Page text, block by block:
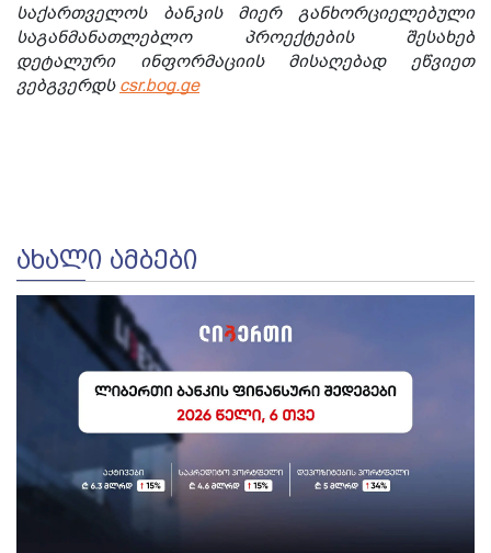
საქართველოს ბანკის მიერ განხორციელებული
საგანმანათლებლო პროექტების შესახებ
დეტალური ინფორმაციის მისაღებად ეწვიეთ
ვებგვერდს csr.bog.ge
ᲐᲮᲐᲚᲘ ᲐᲛᲑᲔᲑᲘ